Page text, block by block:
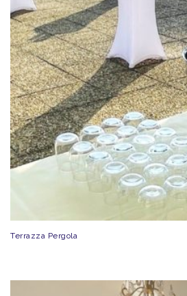
Terrazza Pergola